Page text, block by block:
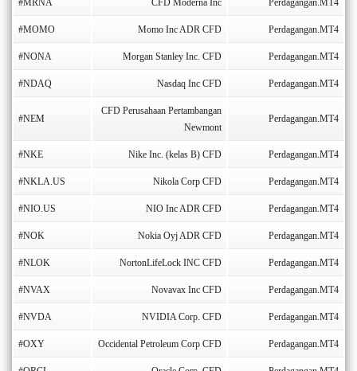
#MRNA CFD Moderna Inc Perdagangan.MT4
#MOMO Momo Inc ADR CFD Perdagangan.MT4
#NONA Morgan Stanley Inc. CFD Perdagangan.MT4
#NDAQ Nasdaq Inc CFD Perdagangan.MT4
#NEM
CFD Perusahaan Pertambangan
Newmont
Perdagangan.MT4
#NKE Nike Inc. (kelas B) CFD Perdagangan.MT4
#NKLA.US Nikola Corp CFD Perdagangan.MT4
#NIO.US NIO Inc ADR CFD Perdagangan.MT4
#NOK Nokia Oyj ADR CFD Perdagangan.MT4
#NLOK NortonLifeLock INC CFD Perdagangan.MT4
#NVAX Novavax Inc CFD Perdagangan.MT4
#NVDA NVIDIA Corp. CFD Perdagangan.MT4
#OXY Occidental Petroleum Corp CFD Perdagangan.MT4